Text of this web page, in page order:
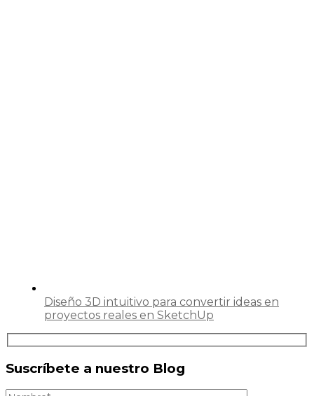
Diseño 3D intuitivo para convertir ideas en
proyectos reales en SketchUp
Suscríbete a nuestro Blog